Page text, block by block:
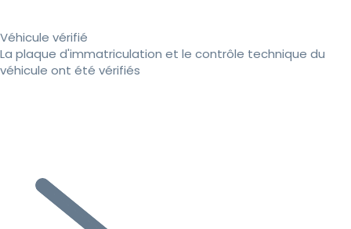
Véhicule vérifié
La plaque d'immatriculation et le contrôle technique du
véhicule ont été vérifiés